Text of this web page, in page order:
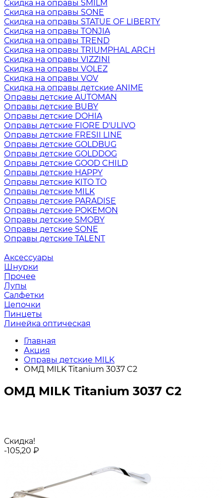
Скидка на оправы SMILM
Скидка на оправы SONE
Скидка на оправы STATUE OF LIBERTY
Скидка на оправы TONJIA
Скидка на оправы TREND
Скидка на оправы TRIUMPHAL ARCH
Скидка на оправы VIZZINI
Скидка на оправы VOLEZ
Скидка на оправы VOV
Скидка на оправы детские ANIME
Оправы детские AUTOMAN
Оправы детские BUBY
Оправы детские DOHIA
Оправы детские FIORE D'ULIVO
Оправы детские FRESII LINE
Оправы детские GOLDBUG
Оправы детские GOLDDOG
Оправы детские GOOD CHILD
Оправы детские HAPPY
Оправы детские KITO TO
Оправы детские MILK
Оправы детские PARADISE
Оправы детские POKEMON
Оправы детские SMOBY
Оправы детские SONE
Оправы детские TALENT
Аксессуары
Шнурки
Прочее
Лупы
Салфетки
Цепочки
Пинцеты
Линейка оптическая
Главная
Акция
Оправы детские MILK
ОМД MILK Titanium 3037 C2
ОМД MILK Titanium 3037 C2
Скидка!
-105,20 ₽